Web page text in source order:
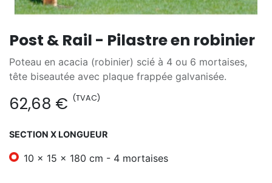
Post & Rail - Pilastre en robinier
Poteau en acacia (robinier) scié à 4 ou 6 mortaises,
tête biseautée avec plaque frappée galvanisée.
62,68 € (TVAC)
SECTION X LONGUEUR
10 x 15 x 180 cm - 4 mortaises